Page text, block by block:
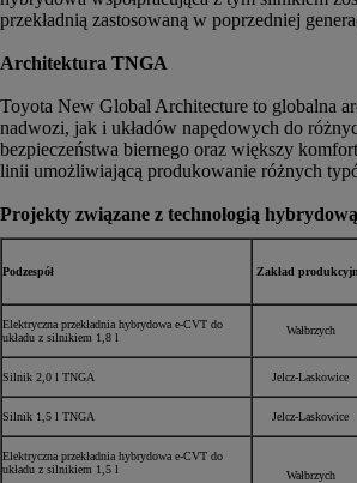
przekładnią zastosowaną w poprzedniej
Architektura TNGA
Toyota New Global Architecture to globalna
nadwozi, jak i układów napędowych do
bezpieczeństwa biernego oraz większy
linii umożliwiającą produkowanie różnych
Projekty związane z technologią
Podzespół Zakład
Elektryczna przekładnia hybrydowa e-CVT do
układu z silnikiem 1,8 l
Wałbrzych
Silnik 2,0 l TNGA
Jelcz-Laskowice
Silnik 1,5 l TNGA Jelcz-Laskowice
Elektryczna przekładnia hybrydowa e-CVT do
układu z silnikiem 1,5 l
Wałbrzych